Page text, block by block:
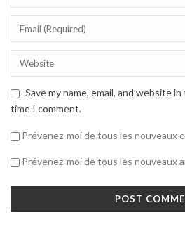
Save my name, email, and website
time I comment.
Prévenez-moi de tous les nouveaux
Prévenez-moi de tous les nouveaux